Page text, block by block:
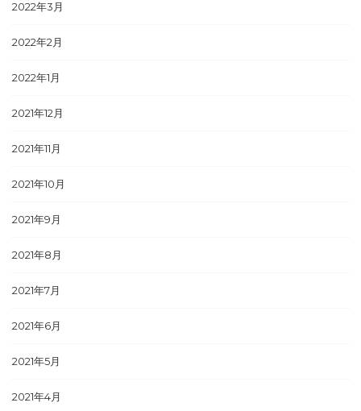
2022年3月
2022年2月
2022年1月
2021年12月
2021年11月
2021年10月
2021年9月
2021年8月
2021年7月
2021年6月
2021年5月
2021年4月